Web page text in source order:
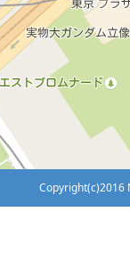
Copyright(c)2016